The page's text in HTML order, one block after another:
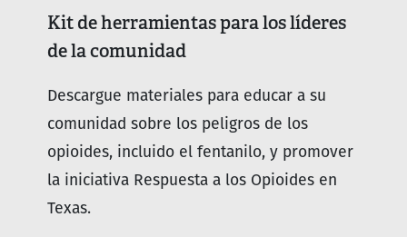
Kit de herramientas para los líderes
de la comunidad
Descargue materiales para educar a su
comunidad sobre los peligros de los
opioides, incluido el fentanilo, y promover
la iniciativa Respuesta a los Opioides en
Texas.